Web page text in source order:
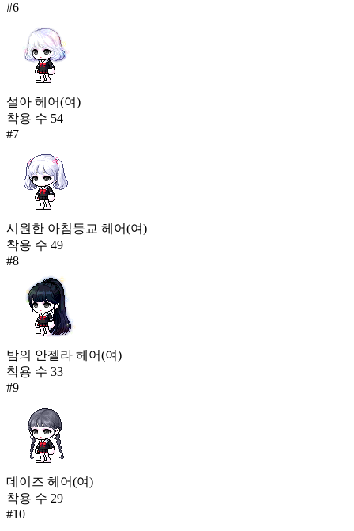
#6
설아 헤어(여)
착용 수 54
#7
시원한 아침등교 헤어(여)
착용 수 49
#8
밤의 안젤라 헤어(여)
착용 수 33
#9
데이즈 헤어(여)
착용 수 29
#10